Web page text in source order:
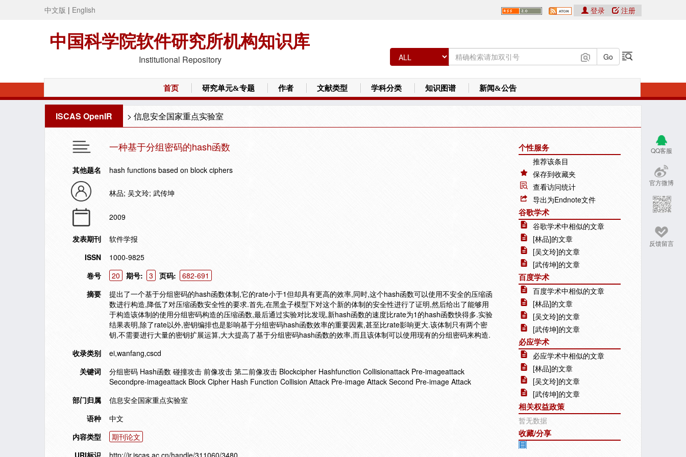
中文版 | English
中国科学院软件研究所机构知识库
Institutional Repository
登录 注册
首页 研究单元&专题 作者 文献类型 学科分类 知识图谱 新闻&公告
ISCAS OpenIR > 信息安全国家重点实验室
QQ客服
官方微博
反馈留言
一种基于分组密码的hash函数
其他题名 hash functions based on block ciphers
林品; 吴文玲; 武传坤
2009
发表期刊
软件学报
ISSN
1000-9825
卷号
20 期号: 3 页码:
682-691
摘要
提出了一个基于分组密码的hash函数体制,它的rate小于1但却具有更高的效率,同时,这个hash函数可以使用不安全的压缩函
数进行构造,降低了对压缩函数安全性的要求.首先,在黑盒子模型下对这个新的体制的安全性进行了证明,然后给出了能够用
于构造该体制的使用分组密码构造的压缩函数,最后通过实验对比发现,新hash函数的速度比rate为1的hash函数快得多.实验
结果表明,除了rate以外,密钥编排也是影响基于分组密码hash函数效率的重要因素,甚至比rate影响更大.该体制只有两个密
钥,不需要进行大量的密钥扩展运算,大大提高了基于分组密码hash函数的效率,而且该体制可以使用现有的分组密码来构造.
收录类别
ei,wanfang,cscd
关键词
分组密码 Hash函数 碰撞攻击 前像攻击 第二前像攻击 Blockcipher Hashfunction Collisionattack Pre-imageattack
Secondpre-imageattack Block Cipher Hash Function Collision Attack Pre-image Attack Second Pre-image Attack
部门归属
信息安全国家重点实验室
语种
中文
内容类型
期刊论文
URI标识
http://ir.iscas.ac.cn/handle/311060/3480
个性服务
推荐该条目
保存到收藏夹
查看访问统计
导出为Endnote文件
谷歌学术
谷歌学术中相似的文章
[林品]的文章
[吴文玲]的文章
[武传坤]的文章
百度学术
百度学术中相似的文章
[林品]的文章
[吴文玲]的文章
[武传坤]的文章
必应学术
必应学术中相似的文章
[林品]的文章
[吴文玲]的文章
[武传坤]的文章
相关权益政策
暂无数据
收藏/分享